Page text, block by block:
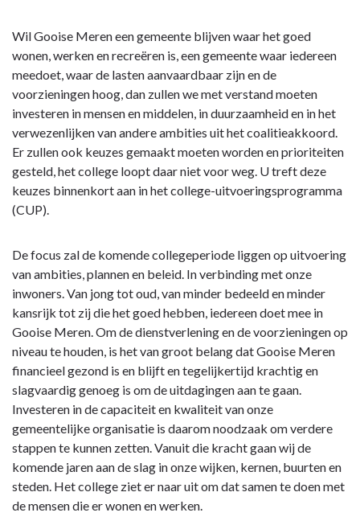
Wil Gooise Meren een gemeente blijven waar het goed
wonen, werken en recreëren is, een gemeente waar iedereen
meedoet, waar de lasten aanvaardbaar zijn en de
voorzieningen hoog, dan zullen we met verstand moeten
investeren in mensen en middelen, in duurzaamheid en in het
verwezenlijken van andere ambities uit het coalitieakkoord.
Er zullen ook keuzes gemaakt moeten worden en prioriteiten
gesteld, het college loopt daar niet voor weg. U treft deze
keuzes binnenkort aan in het college-uitvoeringsprogramma
(CUP).
De focus zal de komende collegeperiode liggen op uitvoering
van ambities, plannen en beleid. In verbinding met onze
inwoners. Van jong tot oud, van minder bedeeld en minder
kansrijk tot zij die het goed hebben, iedereen doet mee in
Gooise Meren. Om de dienstverlening en de voorzieningen op
niveau te houden, is het van groot belang dat Gooise Meren
financieel gezond is en blijft en tegelijkertijd krachtig en
slagvaardig genoeg is om de uitdagingen aan te gaan.
Investeren in de capaciteit en kwaliteit van onze
gemeentelijke organisatie is daarom noodzaak om verdere
stappen te kunnen zetten. Vanuit die kracht gaan wij de
komende jaren aan de slag in onze wijken, kernen, buurten en
steden. Het college ziet er naar uit om dat samen te doen met
de mensen die er wonen en werken.